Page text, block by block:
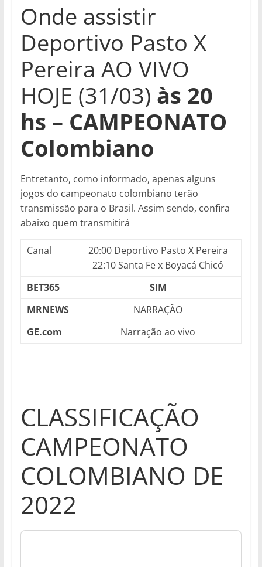
Onde assistir
Deportivo Pasto X
Pereira AO VIVO
HOJE (31/03) às 20
hs – CAMPEONATO
Colombiano
Entretanto, como informado, apenas alguns
jogos do campeonato colombiano terão
transmissão para o Brasil. Assim sendo, confira
abaixo quem transmitirá
Canal
20:00 Deportivo Pasto X Pereira
22:10 Santa Fe x Boyacá Chicó
BET365
SIM
MRNEWS
NARRAÇÃO
GE.com
Narração ao vivo
CLASSIFICAÇÃO
CAMPEONATO
COLOMBIANO DE
2022